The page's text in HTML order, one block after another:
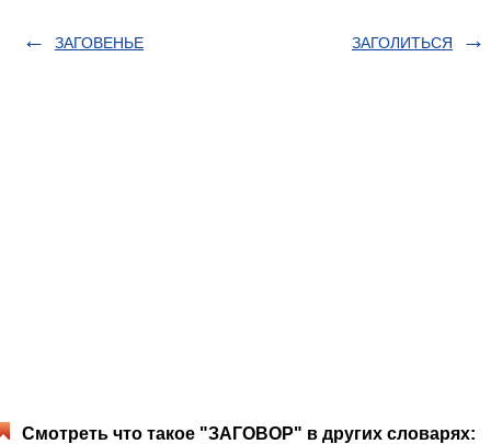
ЗАГОВЕНЬЕ ЗАГОЛИТЬСЯ
Смотреть что такое "ЗАГОВОР" в других словарях: